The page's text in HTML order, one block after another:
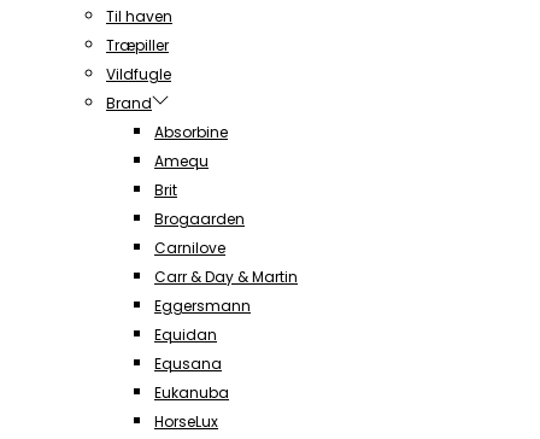
Til haven
Træpiller
Vildfugle
Brand
Absorbine
Amequ
Brit
Brogaarden
Carnilove
Carr & Day & Martin
Eggersmann
Equidan
Equsana
Eukanuba
HorseLux